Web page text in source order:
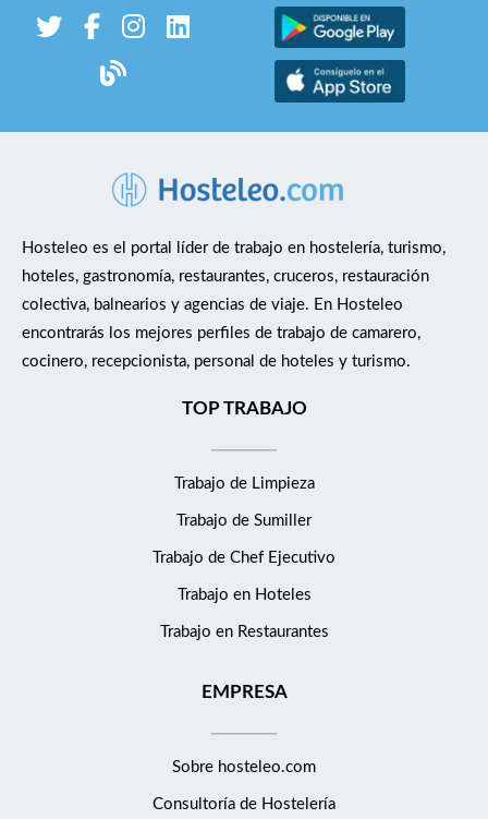
alimentaria. Requisitos: Experiencia demostrable en
cocina. Experiencia previa como encargado/a,
responsable de turno o puesto similar. Conocimientos de
público. Persona responsable, puntual, ordenada y
valorará: Experiencia en restaurantes italianos.
Conocimientos de escandallos, control de stock y
compras. Carnet de manipulador de alimentos.
Disponibilidad horaria. Ofrecemos Puesto estable con
responsabilidad. Incorporación a restaurante italiano en
convenir según experiencia y perfil.
Hosteleo es el portal líder de trabajo en hostelería, turismo,
hoteles, gastronomía, restaurantes, cruceros, restauración
colectiva, balnearios y agencias de viaje. En Hosteleo
encontrarás los mejores perfiles de trabajo de camarero,
cocinero, recepcionista, personal de hoteles y turismo.
TOP TRABAJO
Trabajo de Limpieza
Trabajo de Sumiller
Trabajo de Chef Ejecutivo
Trabajo en Hoteles
Trabajo en Restaurantes
EMPRESA
Sobre hosteleo.com
Consultoría de Hostelería